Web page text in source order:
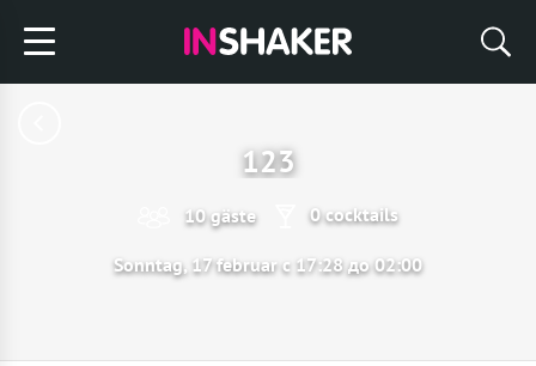
123
10 gäste 0 cocktails
Sonntag, 17 februar с 17:28 до 02:00